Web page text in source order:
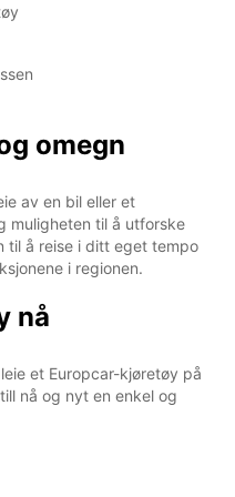
omegn
av en bil eller et
muligheten til å utforske
til å reise i ditt eget tempo
i regionen.
nå
et Europcar-kjøretøy på
nå og nyt en enkel og